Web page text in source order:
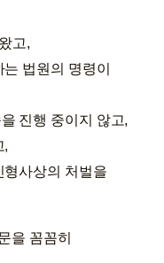
고,
법원의 명령이
진행 중이지 않고,
,
형사상의 처벌을
을 꼼꼼히